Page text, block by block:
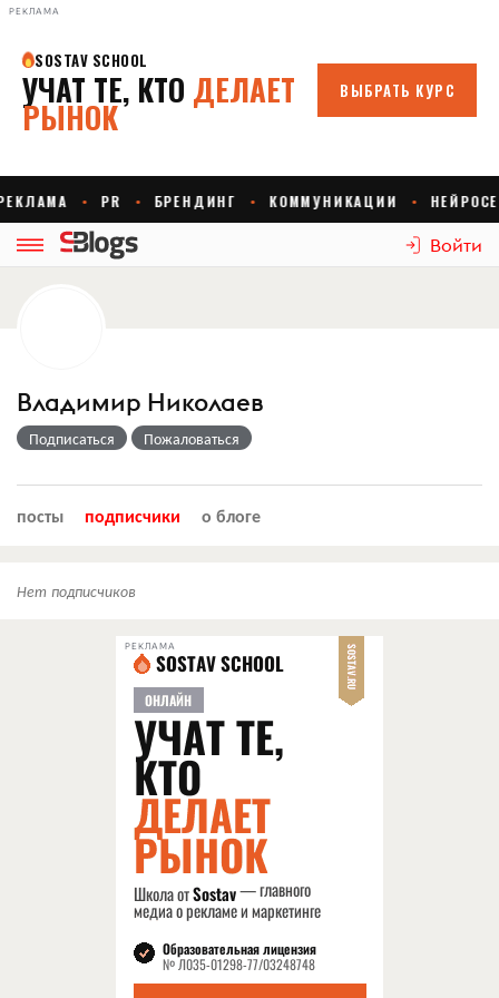
РЕКЛАМА
Войти
Владимир Николаев
Подписаться Пожаловаться
посты подписчики о блоге
Нет подписчиков
РЕКЛАМА